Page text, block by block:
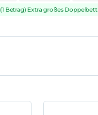
(1 Betrag) Extra großes Doppelbett